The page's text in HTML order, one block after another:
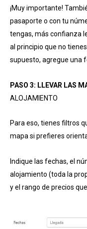
¡Muy importante!
pasaporte o con tu
tengas, más confianza
al principio que no
supuesto, agregue una
PASO 3: LLEVAR LAS
ALOJAMIENTO
Para eso, tienes filtros
mapa si prefieres
Indique las fechas, el
alojamiento (toda la
y el rango de precios